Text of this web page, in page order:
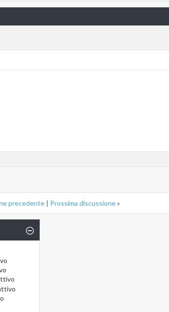
precedente | Prossima discussione»